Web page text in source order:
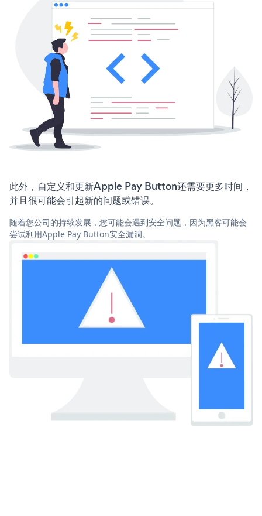
此外，自定义和更新Apple Pay Button还需要更多时间，
并且很可能会引起新的问题或错误。
随着您公司的持续发展，您可能会遇到安全问题，因为黑客可能会
尝试利用Apple Pay Button安全漏洞。